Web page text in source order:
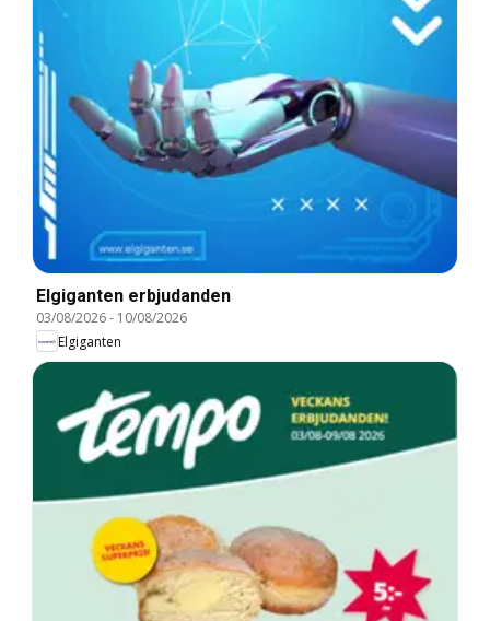
Elgiganten erbjudanden
03/08/2026- 10/08/2026
Elgiganten